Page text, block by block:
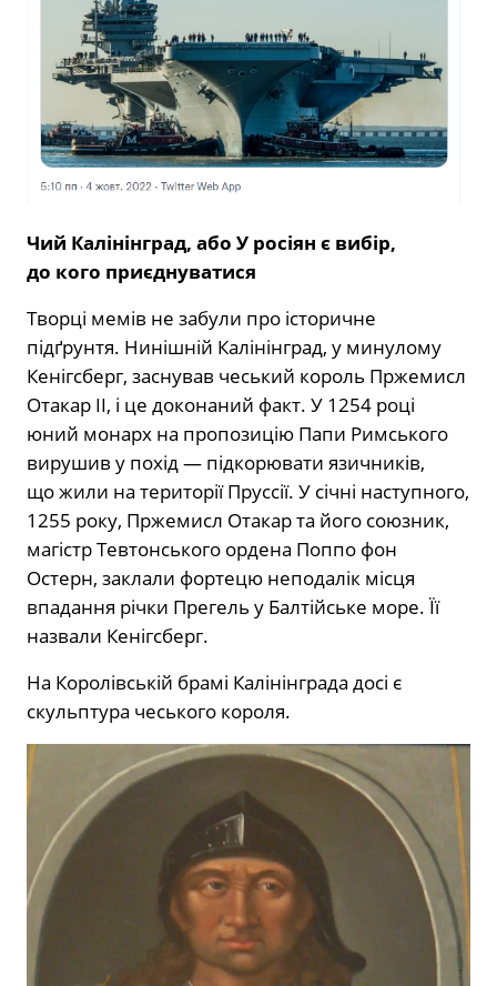
Чий Калінінград, або У росіян є вибір,
до кого приєднуватися
Творці мемів не забули про історичне
підґрунтя. Нинішній Калінінград, у минулому
Кенігсберг, заснував чеський король Пржемисл
Отакар ІІ, і це доконаний факт. У 1254 році
юний монарх на пропозицію Папи Римського
вирушив у похід — підкорювати язичників,
що жили на території Пруссії. У січні наступного,
1255 року, Пржемисл Отакар та його союзник,
магістр Тевтонського ордена Поппо фон
Остерн, заклали фортецю неподалік місця
впадання річки Прегель у Балтійське море. Її
назвали Кенігсберг.
На Королівській брамі Калінінграда досі є
скульптура чеського короля.